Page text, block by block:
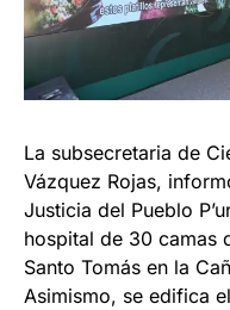
La subsecretaria de
Vázquez Rojas,
Justicia del Pueblo
hospital de 30 camas
Santo Tomás en la
Asimismo, se edifica